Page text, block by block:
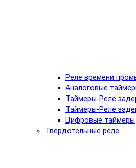
Реле времени
Аналоговые
Таймеры-Реле
Таймеры-Реле
Цифровые таймеры
Твердотельные реле